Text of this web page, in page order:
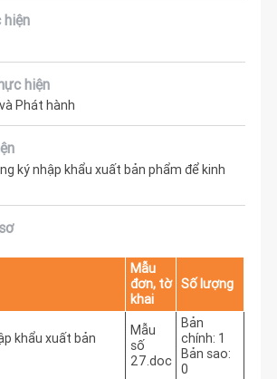
hiện
Phát hành
ký nhập khẩu xuất bản phẩm để kinh
Mẫu
đơn, tờ
khai
Số lượng
khẩu xuất bản
Mẫu
số
27.doc
Bản
chính: 1
Bản sao:
0